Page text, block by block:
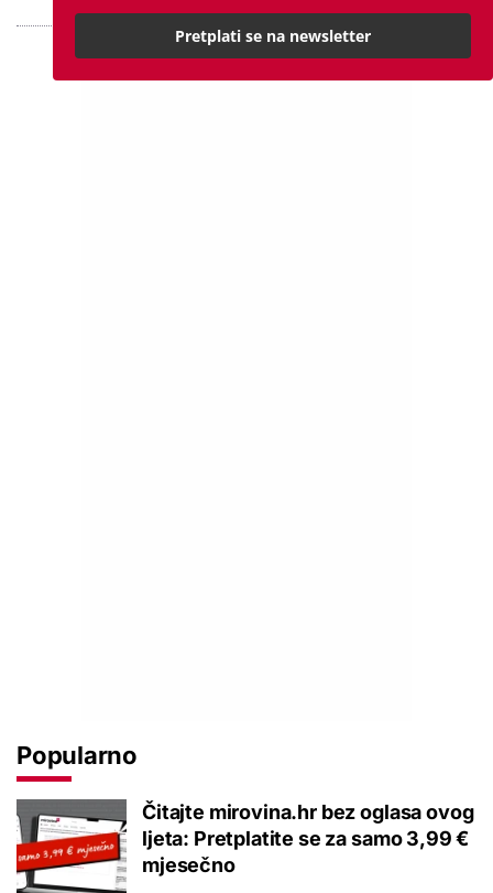
Popularno
Čitajte mirovina.hr bez oglasa ovog
ljeta: Pretplatite se za samo 3,99 €
mjesečno
Pretplati se na newsletter